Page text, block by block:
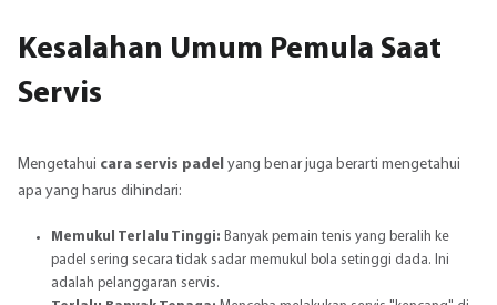
Kesalahan Umum Pemula Saat
Servis
Mengetahui cara servis padel yang benar juga berarti mengetahui
apa yang harus dihindari:
Memukul Terlalu Tinggi: Banyak pemain tenis yang beralih ke
padel sering secara tidak sadar memukul bola setinggi dada. Ini
adalah pelanggaran servis.